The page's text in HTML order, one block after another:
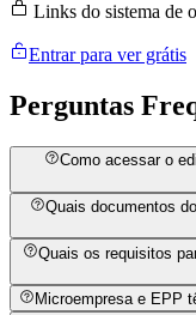
Links do sistema de
Entrar para ver grátis
Perguntas
Como acessar o
Quais documentos
Quais os requisitos
Microempresa e EPP